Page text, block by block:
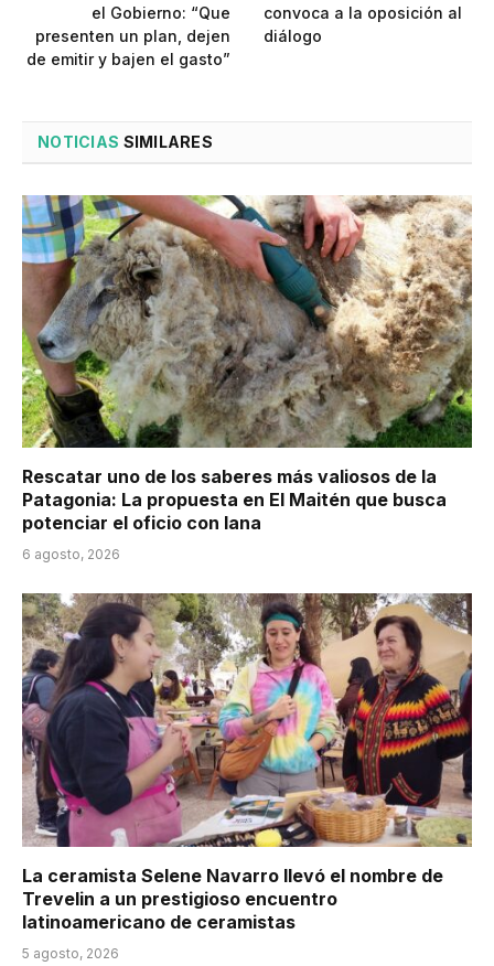
el Gobierno: “Que
presenten un plan, dejen
de emitir y bajen el gasto”
convoca a la oposición al
diálogo
NOTICIAS SIMILARES
Rescatar uno de los saberes más valiosos de la
Patagonia: La propuesta en El Maitén que busca
potenciar el oficio con lana
6 agosto, 2026
La ceramista Selene Navarro llevó el nombre de
Trevelin a un prestigioso encuentro
latinoamericano de ceramistas
5 agosto, 2026